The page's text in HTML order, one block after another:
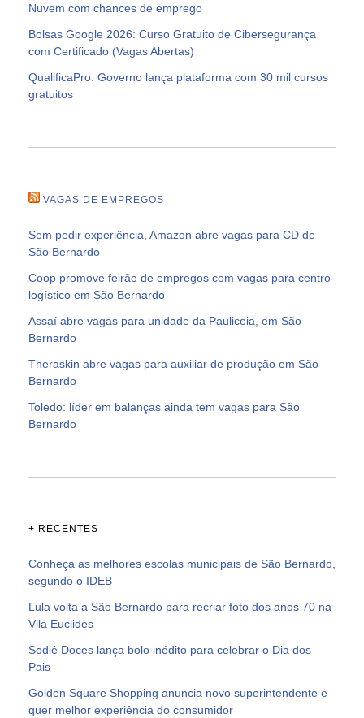
Nuvem com chances de emprego
Bolsas Google 2026: Curso Gratuito de Cibersegurança
com Certificado (Vagas Abertas)
QualificaPro: Governo lança plataforma com 30 mil cursos
gratuitos
VAGAS DE EMPREGOS
Sem pedir experiência, Amazon abre vagas para CD de
São Bernardo
Coop promove feirão de empregos com vagas para centro
logístico em São Bernardo
Assaí abre vagas para unidade da Pauliceia, em São
Bernardo
Theraskin abre vagas para auxiliar de produção em São
Bernardo
Toledo: líder em balanças ainda tem vagas para São
Bernardo
+ RECENTES
Conheça as melhores escolas municipais de São Bernardo,
segundo o IDEB
Lula volta a São Bernardo para recriar foto dos anos 70 na
Vila Euclides
Sodiê Doces lança bolo inédito para celebrar o Dia dos
Pais
Golden Square Shopping anuncia novo superintendente e
quer melhor experiência do consumidor